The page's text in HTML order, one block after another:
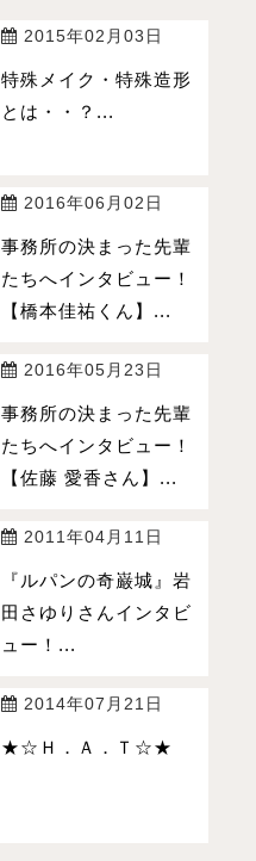
2015年02月03日
特殊メイク・特殊造形
とは・・？...
2016年06月02日
事務所の決まった先輩
たちへインタビュー！
【橋本佳祐くん】...
2016年05月23日
事務所の決まった先輩
たちへインタビュー！
【佐藤 愛香さん】...
2011年04月11日
『ルパンの奇巌城』岩
田さゆりさんインタビ
ュー！...
2014年07月21日
★☆Ｈ．Ａ．Ｔ☆★